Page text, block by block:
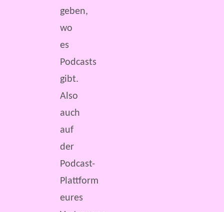
geben,
wo
es
Podcasts
gibt.
Also
auch
auf
der
Podcast-
Plattform
eures